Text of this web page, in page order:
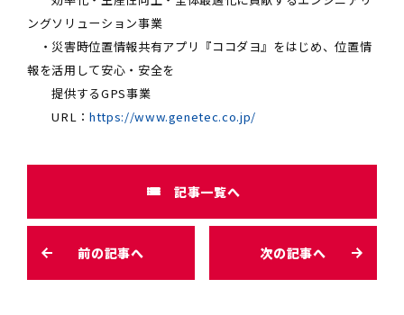
ングソリューション事業
・災害時位置情報共有アプリ『ココダヨ』をはじめ、位置情
報を活用して安心・安全を
提供するGPS事業
URL： https://www.genetec.co.jp/
前の記事へ
記事一覧へ
次の記事へ